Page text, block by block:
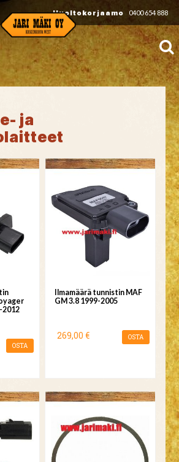
Huoltokorjaamo 0400 654 888
ja
2012
OSTA
Ilmamäärä tunnistin MAF
GM 3.8 1999-2005
269,00 € OSTA